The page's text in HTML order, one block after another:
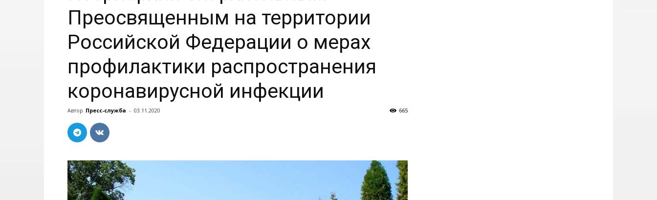
и
Преосвященным на территории
Российской Федерации о мерах
профилактики распространения
коронавирусной инфекции
Автор Пресс-служба - 03.11.2020 665